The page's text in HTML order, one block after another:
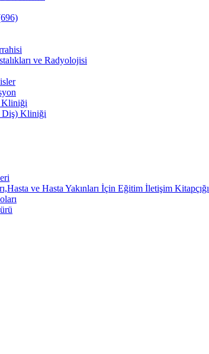
ve Radyolojisi
Kliniği
Diş) Kliniği
ve Hasta Yakınları İçin Eğitim İletişim Kitapçığı